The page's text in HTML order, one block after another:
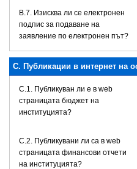
В.7. Изисква ли се електронен
подпис за подаване на
заявление по електронен път?
C. Публикации в интернет на
C.1. Публикуван ли е в web
страницата бюджет на
институцията?
C.2. Публикувани ли са в web
страницата финансови отчети
на институцията?